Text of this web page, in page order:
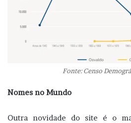
Fonte: Censo
Nomes no Mundo
Outra novidade do site é o